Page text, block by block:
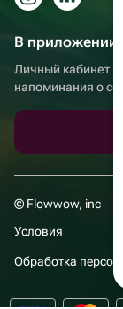
В приложении
Личный кабинет
напоминания о
© Flowwow, inc
Условия
Обработка